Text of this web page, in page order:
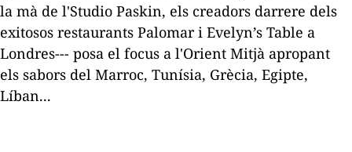
la mà de l'Studio Paskin, els creadors darrere dels
exitosos restaurants Palomar i Evelyn’s Table a
Londres--- posa el focus a l'Orient Mitjà apropant
els sabors del Marroc, Tunísia, Grècia, Egipte,
Líban...